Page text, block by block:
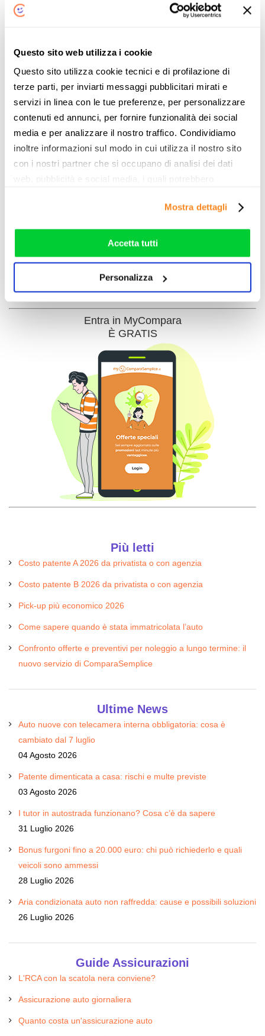
Questo sito web utilizza i cookie
Questo sito utilizza cookie tecnici e di profilazione di
terze parti, per inviarti messaggi pubblicitari mirati e
servizi in linea con le tue preferenze, per personalizzare
contenuti ed annunci, per fornire funzionalità dei social
media e per analizzare il nostro traffico. Condividiamo
inoltre informazioni sul modo in cui utilizza il nostro sito
con i nostri partner che si occupano di analisi dei dati
web, pubblicità e social media, i quali potrebbero
che hanno raccolto dal suo utilizzo dei loro servizi. Vedi
rifiutare o personalizzare il tuo consenso: cliccando sul
tasto "Accetta tutti”, selezionando le diverse categorie di
Mostra dettagli
Accetta tutti
Personalizza
Nessun correlato trovato.
Noleggio Lungo Termine
Scopri le migliori promozioni per il Noleggio Lungo
Non perderti neanche un’occasione di risparmio
Entra in MyCompara
È GRATIS
Più letti
Costo patente A 2026 da privatista o con agenzia
Costo patente B 2026 da privatista o con agenzia
Pick-up più economico 2026
Come sapere quando è stata immatricolata l’auto
Confronto offerte e preventivi per noleggio a lungo termine: il
nuovo servizio di ComparaSemplice
Ultime News
Auto nuove con telecamera interna obbligatoria: cosa è
cambiato dal 7 luglio
04 Agosto 2026
Patente dimenticata a casa: rischi e multe previste
03 Agosto 2026
I tutor in autostrada funzionano? Cosa c’è da sapere
31 Luglio 2026
Bonus furgoni fino a 20.000 euro: chi può richiederlo e quali
veicoli sono ammessi
28 Luglio 2026
Aria condizionata auto non raffredda: cause e possibili soluzioni
26 Luglio 2026
Guide Assicurazioni
L'RCA con la scatola nera conviene?
Assicurazione auto giornaliera
Quanto costa un'assicurazione auto